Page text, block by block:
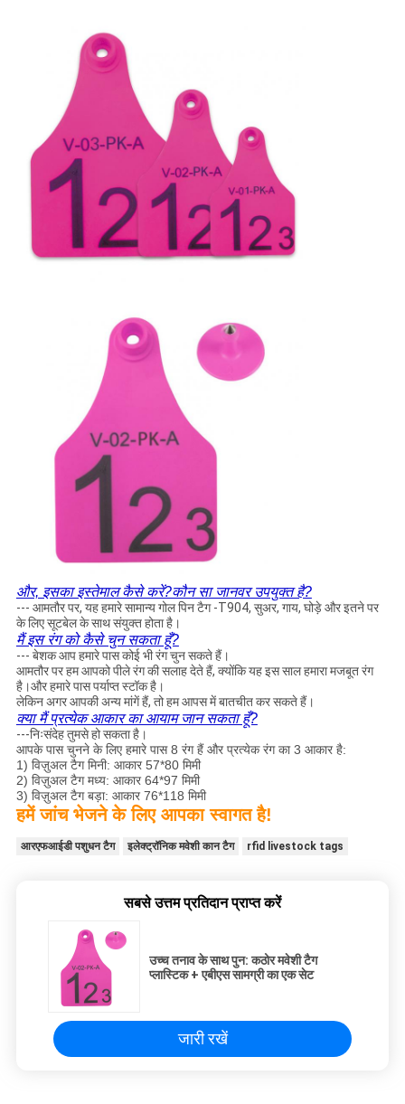
और, इसका इस्तेमाल कैसे करें?कौन सा जानवर उपयुक्त है?
--- आमतौर पर, यह हमारे सामान्य गोल पिन टैग -T904, सुअर, गाय, घोड़े और इतने पर
के लिए सूटबेल के साथ संयुक्त होता है।
मैं इस रंग को कैसे चुन सकता हूँ?
--- बेशक आप हमारे पास कोई भी रंग चुन सकते हैं।
आमतौर पर हम आपको पीले रंग की सलाह देते हैं, क्योंकि यह इस साल हमारा मजबूत रंग
है।और हमारे पास पर्याप्त स्टॉक है।
लेकिन अगर आपकी अन्य मांगें हैं, तो हम आपस में बातचीत कर सकते हैं।
क्या मैं प्रत्येक आकार का आयाम जान सकता हूँ?
---निःसंदेह तुमसे हो सकता है।
आपके पास चुनने के लिए हमारे पास 8 रंग हैं और प्रत्येक रंग का 3 आकार है:
1) विज़ुअल टैग मिनी: आकार 57*80 मिमी
2) विज़ुअल टैग मध्य: आकार 64*97 मिमी
3) विज़ुअल टैग बड़ा: आकार 76*118 मिमी
हमें जांच भेजने के लिए आपका स्वागत है!
आरएफआईडी पशुधन टैग इलेक्ट्रॉनिक मवेशी कान टैग rfid livestock tags
सबसे उत्तम प्रतिदान प्राप्त करें
उच्च तनाव के साथ पुन: कठोर मवेशी टैग
प्लास्टिक + एबीएस सामग्री का एक सेट
जारी रखें